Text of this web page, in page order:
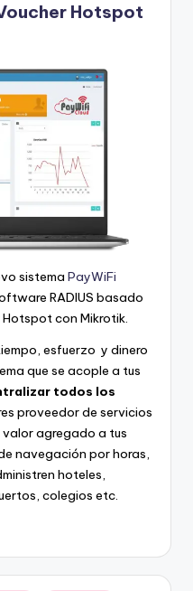
Hotspot
sistema PayWiFi
RADIUS basado
con Mikrotik.
esfuerzo y dinero
que se acople a tus
todos los
proveedor de servicios
agregado a tus
navegación por horas,
hoteles,
colegios etc.